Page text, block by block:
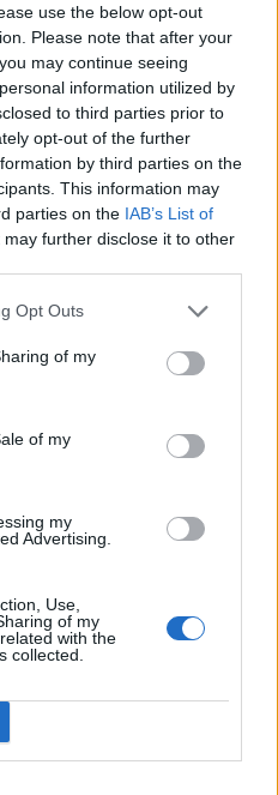
use the below opt-out
Please note that after your
may continue seeing
information utilized by
to third parties prior to
opt-out of the further
by third parties on the
This information may
parties on the IAB’s List of
may further disclose it to other
Opt Outs
of my
of my
my
Advertising.
Use,
of my
with the
collected.
Stillwasserbucht Level 41
ich mindestens haben
Die gebiete um die
immer weiter von der Level-
Level haben?
dachte ich, dass er vllt die
hat.